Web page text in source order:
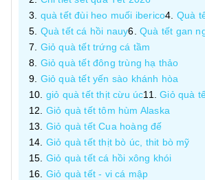
quà tết đùi heo muối iberico
Quà
Quà tết cá hồi nauy
Quà tết gan
Giỏ quà tết trứng cá tầm
Giỏ quà tết đông trùng hạ thảo
Giỏ quà tết yến sào khánh hòa
giỏ quà tết thịt cừu úc
Giỏ quà
Giỏ quà tết tôm hùm Alaska
Giỏ quà tết Cua hoàng đế
Giỏ quà tết thịt bò úc, thit bò mỹ
Giỏ quà tết cá hồi xông khói
Giỏ quà tết - vi cá mập